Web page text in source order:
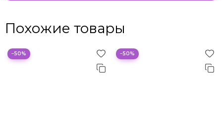
Похожие товары
−50% −50%